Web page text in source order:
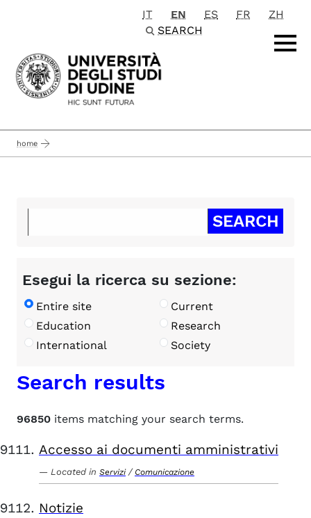
Passa al contenuto principale
IT EN ES FR
ZH
SEARCH
home
Esegui la ricerca su sezione:
Entire site
Current
Education
Research
International
Society
Search results
96850 items matching your search terms.
Accesso ai documenti amministrativi
Located in Servizi / Comunicazione
Notizie